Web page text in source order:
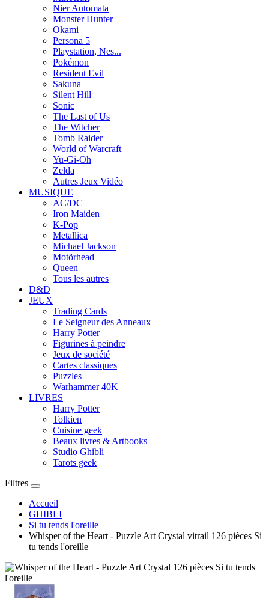
Nier Automata
Monster Hunter
Okami
Persona 5
Playstation, Nes...
Pokémon
Resident Evil
Sakuna
Silent Hill
Sonic
The Last of Us
The Witcher
Tomb Raider
World of Warcraft
Yu-Gi-Oh
Zelda
Autres Jeux Vidéo
MUSIQUE
AC/DC
Iron Maiden
K-Pop
Metallica
Michael Jackson
Motörhead
Queen
Tous les autres
D&D
JEUX
Trading Cards
Le Seigneur des Anneaux
Harry Potter
Figurines à peindre
Jeux de société
Cartes classiques
Puzzles
Warhammer 40K
LIVRES
Harry Potter
Tolkien
Cuisine geek
Beaux livres & Artbooks
Studio Ghibli
Tarots geek
Filtres
Accueil
GHIBLI
Si tu tends l'oreille
Whisper of the Heart - Puzzle Art Crystal vitrail 126 pièces Si
tu tends l'oreille